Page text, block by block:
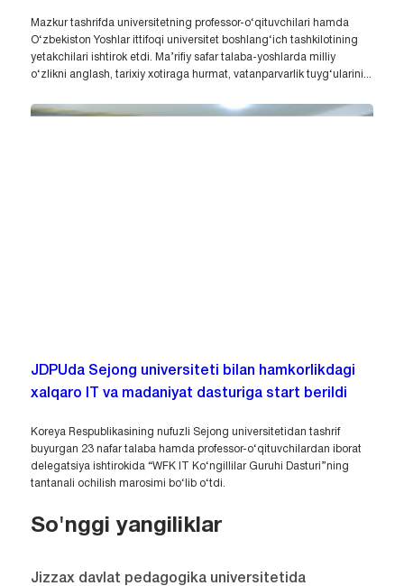
Mazkur tashrifda universitetning professor-o‘qituvchilari hamda
O‘zbekiston Yoshlar ittifoqi universitet boshlang‘ich tashkilotining
yetakchilari ishtirok etdi. Ma’rifiy safar talaba-yoshlarda milliy
o‘zlikni anglash, tarixiy xotiraga hurmat, vatanparvarlik tuyg‘ularini...
JDPUda Sejong universiteti bilan hamkorlikdagi
xalqaro IT va madaniyat dasturiga start berildi
Koreya Respublikasining nufuzli Sejong universitetidan tashrif
buyurgan 23 nafar talaba hamda professor-o‘qituvchilardan iborat
delegatsiya ishtirokida “WFK IT Ko‘ngillilar Guruhi Dasturi”ning
tantanali ochilish marosimi bo‘lib o‘tdi.
So'nggi yangiliklar
Jizzax davlat pedagogika universitetida